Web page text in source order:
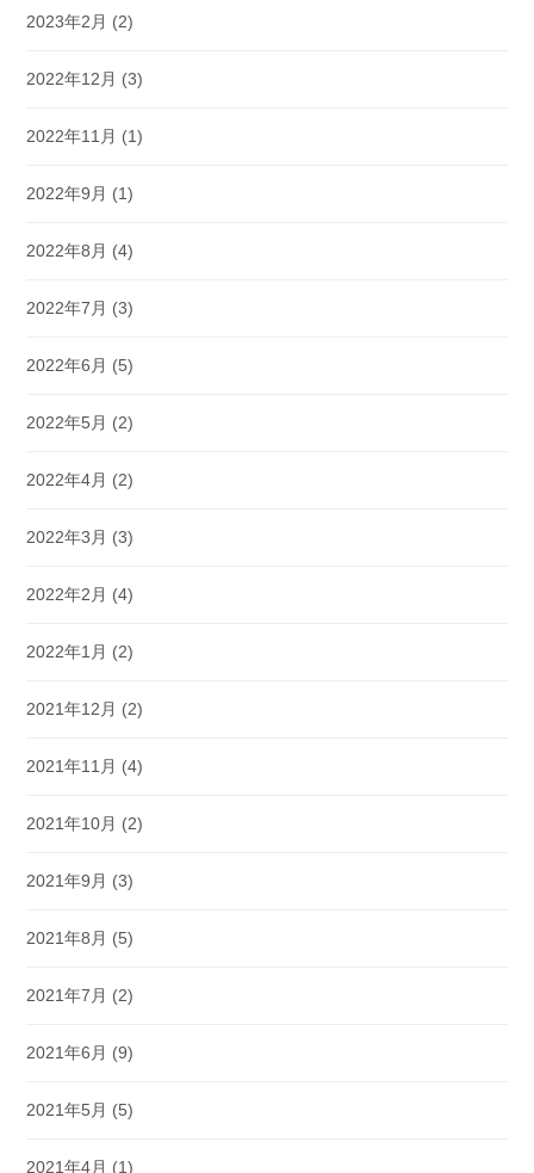
2023年2月 (2)
2022年12月 (3)
2022年11月 (1)
2022年9月 (1)
2022年8月 (4)
2022年7月 (3)
2022年6月 (5)
2022年5月 (2)
2022年4月 (2)
2022年3月 (3)
2022年2月 (4)
2022年1月 (2)
2021年12月 (2)
2021年11月 (4)
2021年10月 (2)
2021年9月 (3)
2021年8月 (5)
2021年7月 (2)
2021年6月 (9)
2021年5月 (5)
2021年4月 (1)